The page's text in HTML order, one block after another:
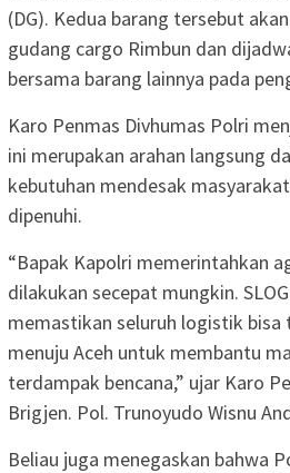
(DG). Kedua barang tersebut
gudang cargo Rimbun dan
bersama barang lainnya pada
Karo Penmas Divhumas Polri
ini merupakan arahan langsung
kebutuhan mendesak
dipenuhi.
“Bapak Kapolri memerintahkan
dilakukan secepat mungkin.
memastikan seluruh logistik bisa
menuju Aceh untuk membantu
terdampak bencana,” ujar Karo
Brigjen. Pol. Trunoyudo Wisnu
Beliau juga menegaskan bahwa